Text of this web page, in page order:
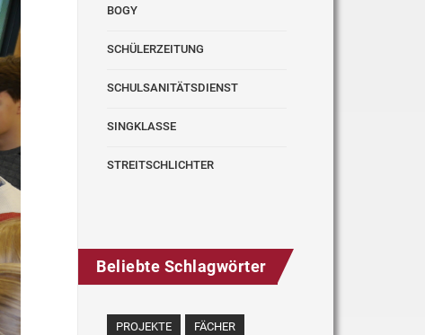
BOGY
SCHÜLERZEITUNG
SCHULSANITÄTSDIENST
SINGKLASSE
STREITSCHLICHTER
Beliebte Schlagwörter
PROJEKTE FÄCHER